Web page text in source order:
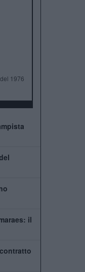
1976
il